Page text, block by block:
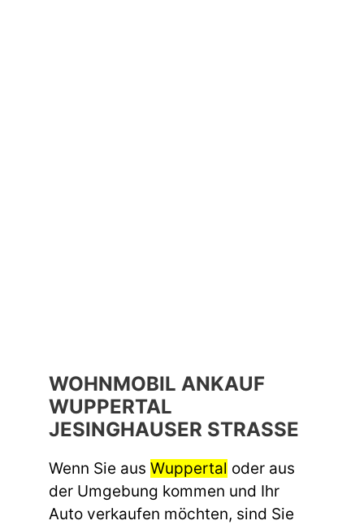
WOHNMOBIL ANKAUF
WUPPERTAL
JESINGHAUSER STRASSE
Wenn Sie aus Wuppertal oder aus
der Umgebung kommen und Ihr
Auto verkaufen möchten, sind Sie